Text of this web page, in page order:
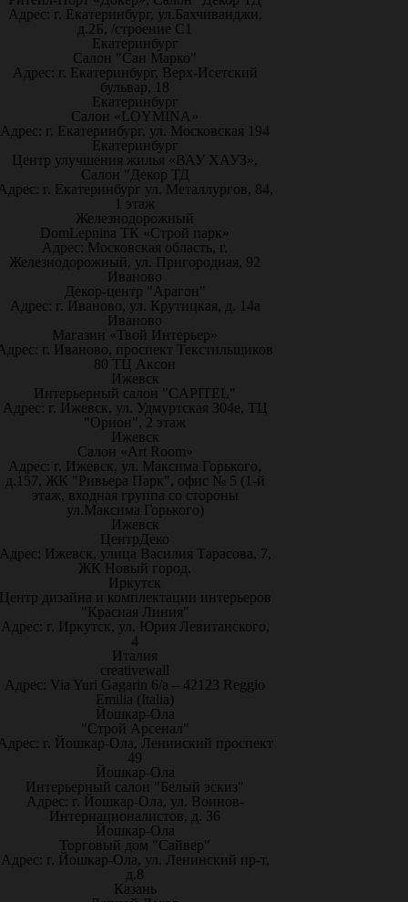
Адрес: г. Екатеринбург, ул.Бахчиванджи,
д.2Б, /строение С1
Екатеринбург
Салон "Сан Марко"
Адрес: г. Екатеринбург, Верх-Исетский
бульвар, 18
Екатеринбург
Салон «LOYMINA»
Адрес: г. Екатеринбург, ул. Московская 194
Екатеринбург
Центр улучшения жилья «ВАУ ХАУЗ»,
Салон "Декор ТД
г. Екатеринбург ул. Металлургов, 84,
1 этаж
Железнодорожный
DomLepnina ТК «Строй парк»
Адрес: Московская область, г.
Железнодорожный, ул. Пригородная, 92
Иваново
Декор-центр "Арагон"
Адрес: г. Иваново, ул. Крутицкая, д. 14а
Иваново
Магазин «Твой Интерьер»
г. Иваново, проспект Текстильщиков
80 ТЦ Аксон
Ижевск
Интерьерный салон "CAPITEL"
Адрес: г. Ижевск, ул. Удмуртская 304е, ТЦ
"Орион", 2 этаж
Ижевск
Салон «Art Room»
Адрес: г. Ижевск, ул. Максима Горького,
д.157, ЖК "Ривьера Парк", офис № 5 (1-й
этаж, входная группа со стороны
ул.Максима Горького)
Ижевск
ЦентрДеко
Ижевск, улица Василия Тарасова, 7,
ЖК Новый город.
Иркутск
дизайна и комплектации интерьеров
"Красная Линия"
Адрес: г. Иркутск, ул. Юрия Левитанского,
4
Италия
creativewall
Адрес: Via Yuri Gagarin 6/a – 42123 Reggio
Emilia (Italia)
Йошкар-Ола
"Строй Арсенал"
г. Йошкар-Ола, Ленинский проспект
49
Йошкар-Ола
Интерьерный салон "Белый эскиз"
Адрес: г. Йошкар-Ола, ул. Воинов-
Интернационалистов, д. 36
Йошкар-Ола
Торговый дом "Сайвер"
Адрес: г. Йошкар-Ола, ул. Ленинский пр-т,
д.8
Казань